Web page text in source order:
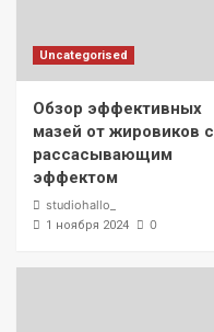
Uncategorised
Обзор эффективных
мазей от жировиков с
рассасывающим
эффектом
studiohallo_
1 ноября 2024 0